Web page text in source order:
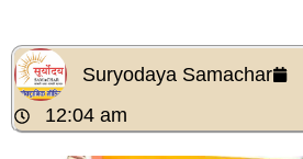
Suryodaya Samachar
12:04 am